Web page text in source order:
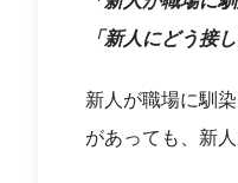
「新人にどう接
新人が職場に馴
があっても、新